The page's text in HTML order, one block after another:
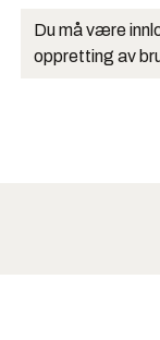
Du må være
oppretting av